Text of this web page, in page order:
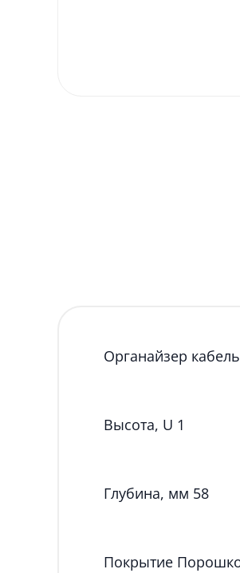
Органайзер
Высота, U 1
Глубина, мм 58
Покрытие